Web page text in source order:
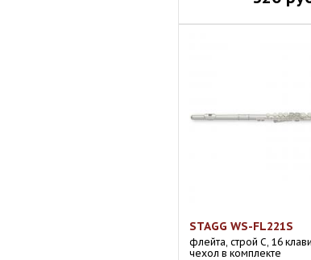
STAGG WS-FL221S
флейта, строй C, 16
чехол в комплекте